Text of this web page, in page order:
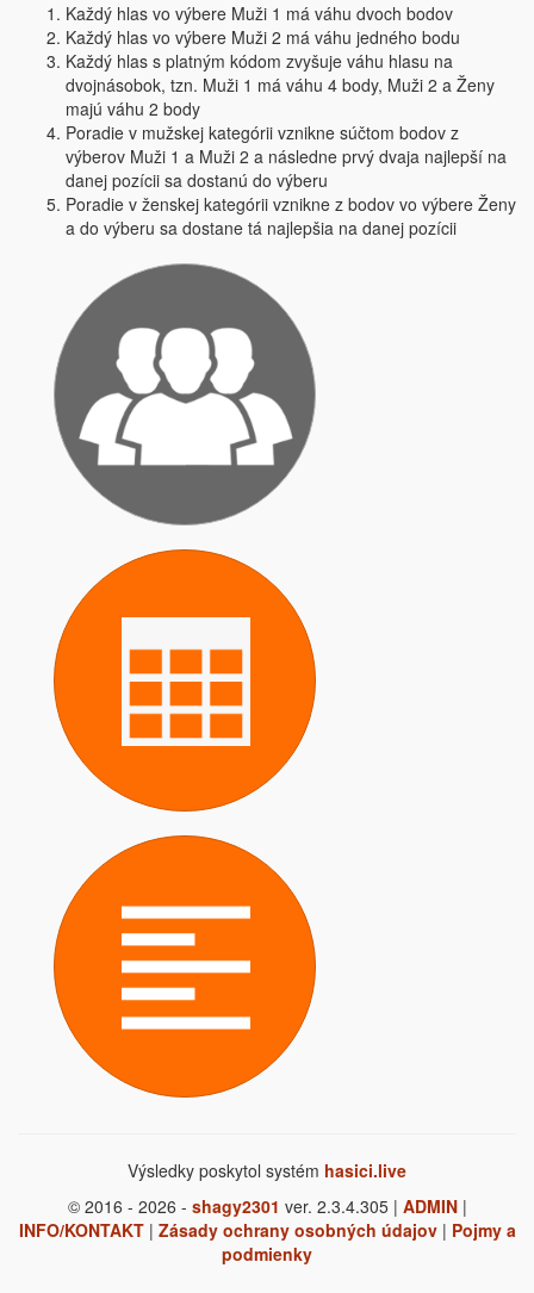
Každý hlas vo výbere Muži 1 má váhu dvoch bodov
Každý hlas vo výbere Muži 2 má váhu jedného bodu
Každý hlas s platným kódom zvyšuje váhu hlasu na
dvojnásobok, tzn. Muži 1 má váhu 4 body, Muži 2 a Ženy
majú váhu 2 body
Poradie v mužskej kategórii vznikne súčtom bodov z
výberov Muži 1 a Muži 2 a následne prvý dvaja najlepší na
danej pozícii sa dostanú do výberu
Poradie v ženskej kategórii vznikne z bodov vo výbere Ženy
a do výberu sa dostane tá najlepšia na danej pozícii
Výsledky poskytol systém hasici.live
© 2016 - 2026 - shagy2301 ver. 2.3.4.305 | ADMIN|
INFO/KONTAKT| Zásady ochrany osobných údajov| Pojmy a
podmienky